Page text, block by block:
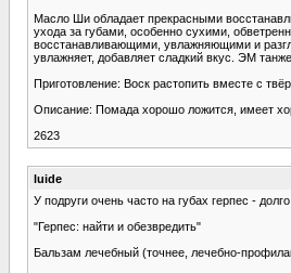
Масло Ши oбладает прекрасными
ухода за губами, особенно сухими,
восстанавливающими, увлажняющими и
увлажняет, добавляет сладкий вкус. ЭМ
Приготовление: Воск растопить вместе с
Описание: Помада хорошо ложится, имеет
2623
luide
У подруги очень часто на губах герпес -
"Герпес: найти и обезвредить"
Бальзам лечебный (точнее, лечебно-